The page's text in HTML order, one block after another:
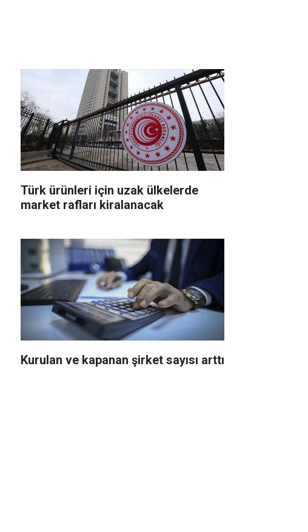
Türk ürünleri için uzak ülkelerde
market rafları kiralanacak
Kurulan ve kapanan şirket sayısı arttı